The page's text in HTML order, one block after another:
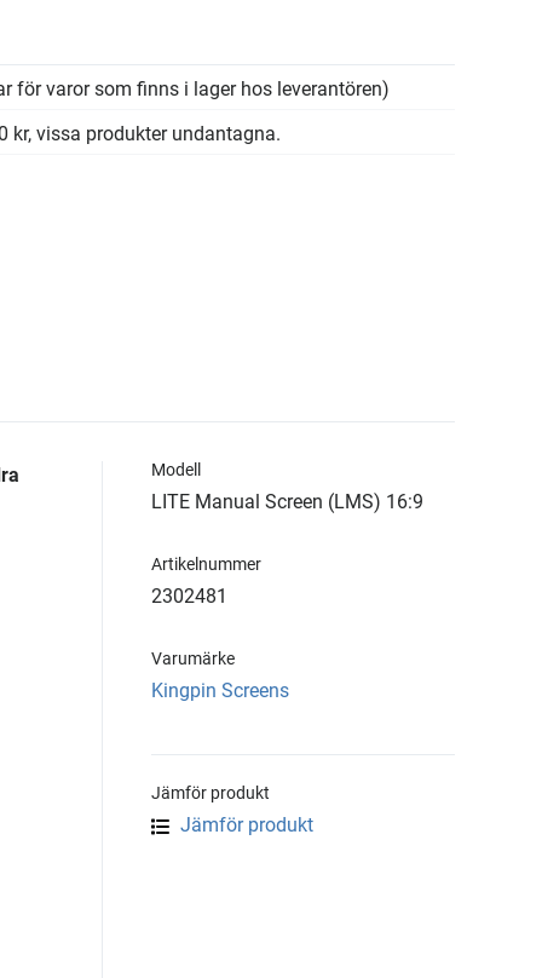
för varor som finns i lager hos leverantören)
kr, vissa produkter undantagna.
Modell
LITE Manual Screen (LMS) 16:9
Artikelnummer
2302481
Varumärke
Kingpin Screens
Jämför produkt
Jämför produkt